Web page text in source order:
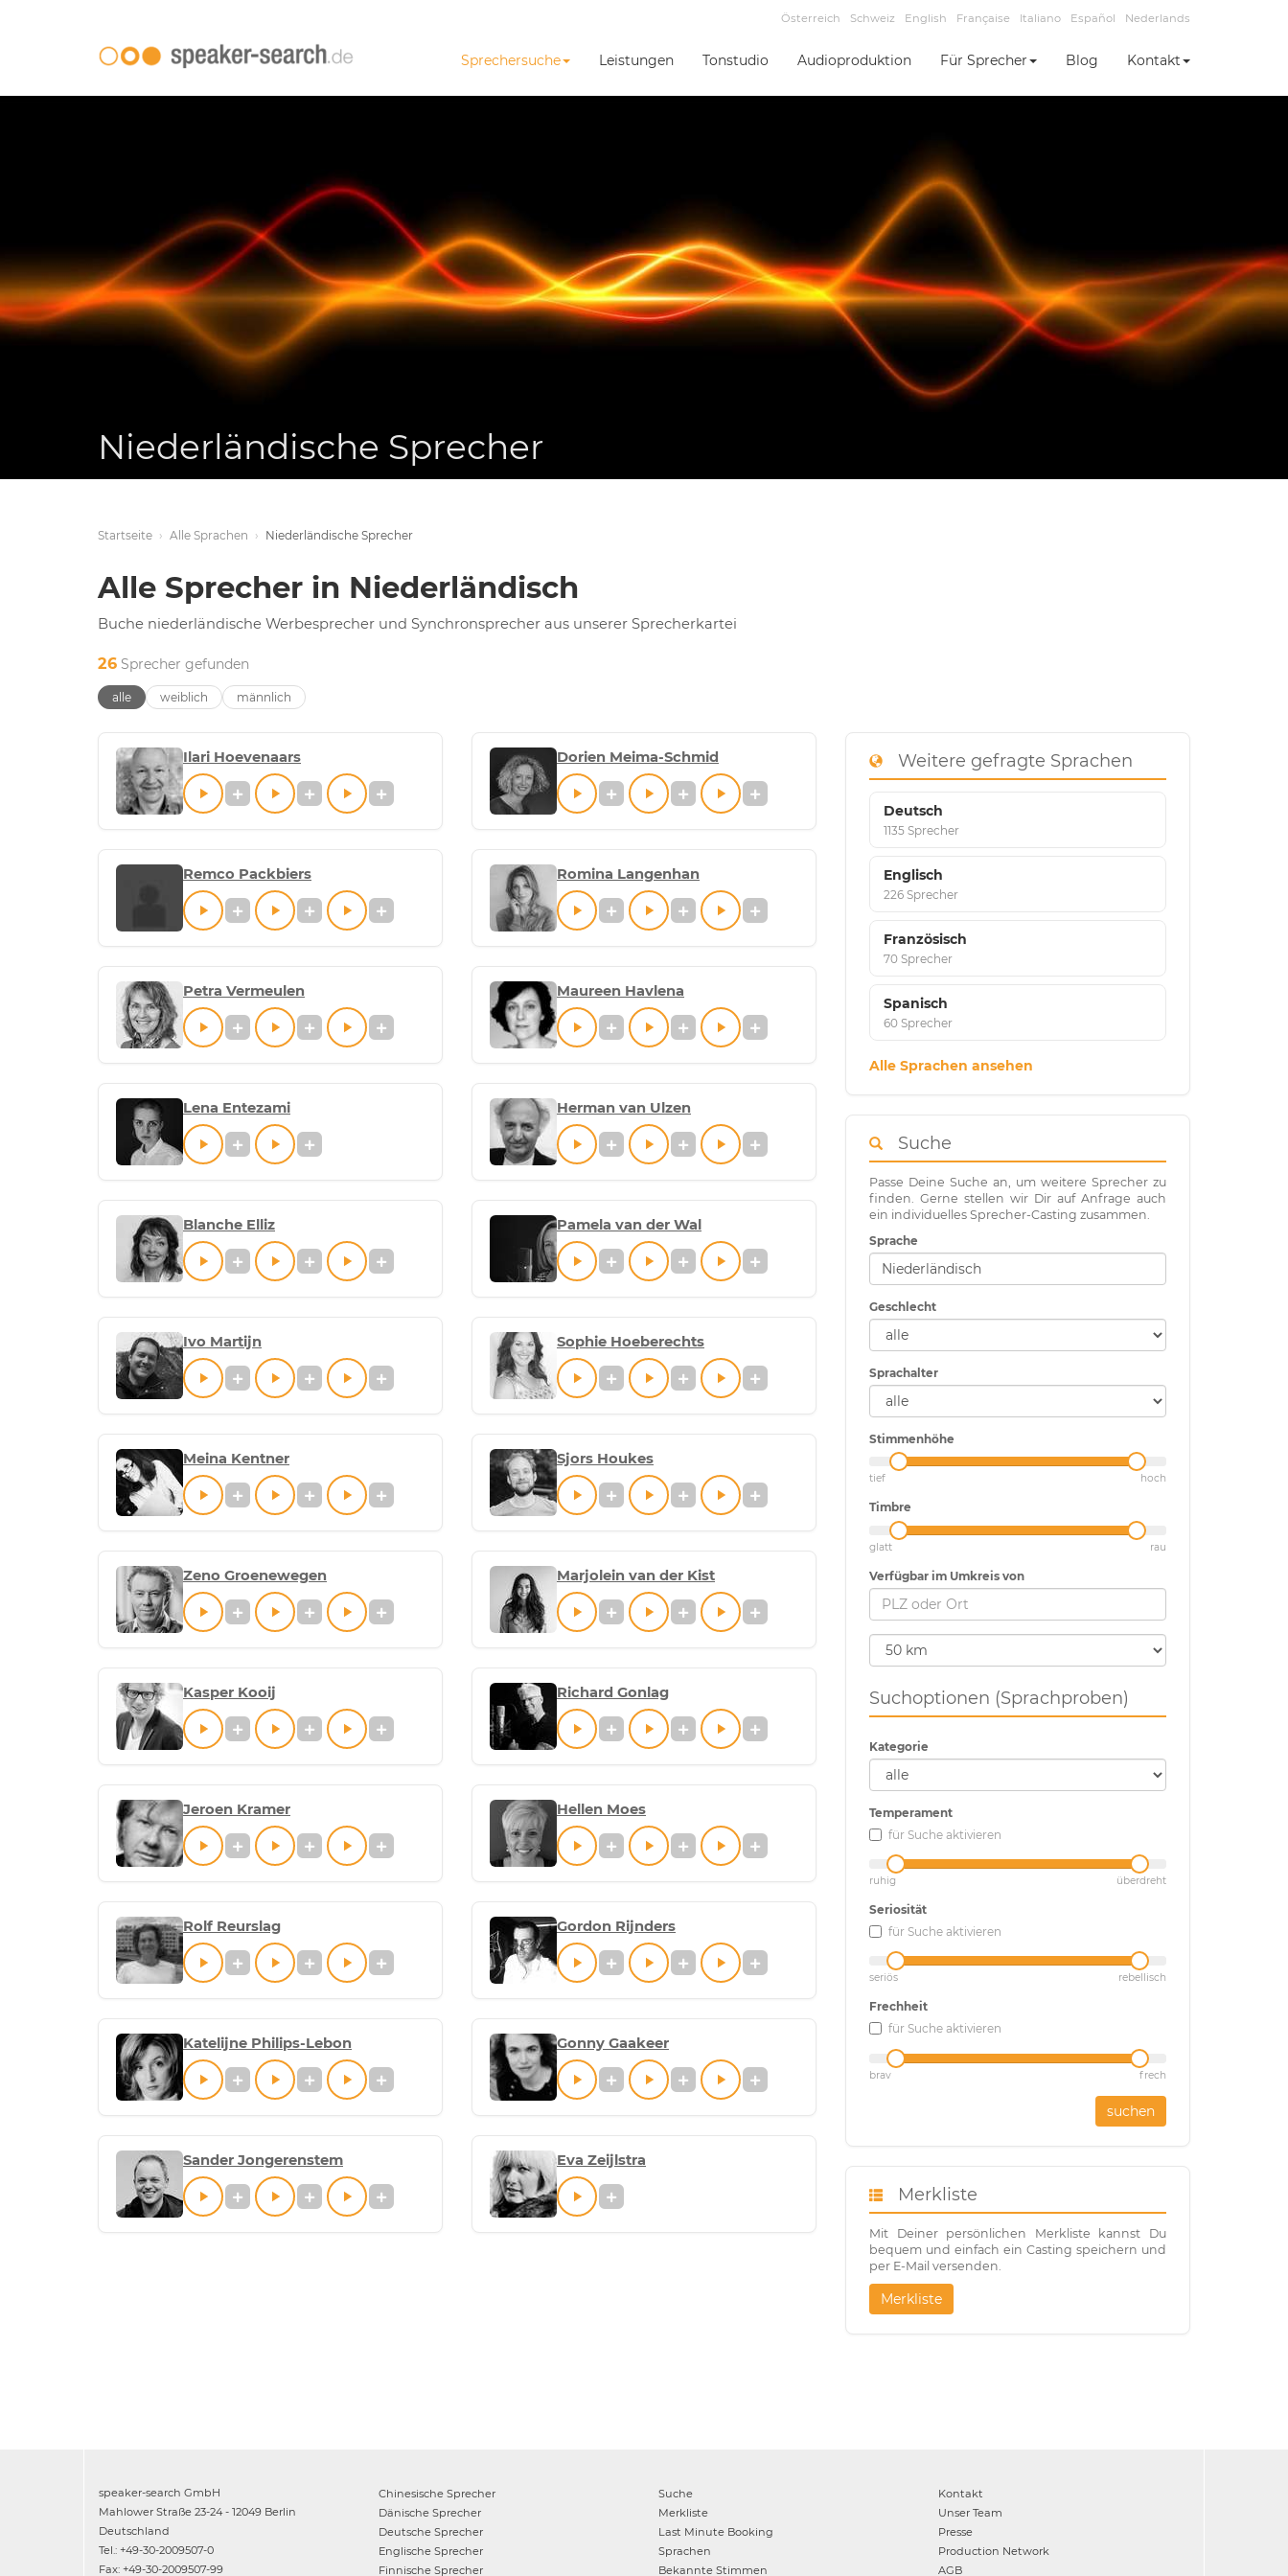
Österreich Schweiz English Française Italiano Español Nederlands
Sprechersuche Leistungen Tonstudio Audioproduktion Für Sprecher Blog Kontakt
Niederländische Sprecher
Startseite › Alle Sprachen › Niederländische Sprecher
Alle Sprecher in Niederländisch
Buche niederländische Werbesprecher und Synchronsprecher aus unserer Sprecherkartei
26 Sprecher gefunden
alle weiblich männlich
Ilari Hoevenaars Dorien Meima-Schmid
Remco Packbiers Romina Langenhan
Petra Vermeulen Maureen Havlena
Lena Entezami Herman van Ulzen
Blanche Elliz Pamela van der Wal
Ivo Martijn Sophie Hoeberechts
Meina Kentner Sjors Houkes
Zeno Groenewegen Marjolein van der Kist
Kasper Kooij Richard Gonlag
Jeroen Kramer Hellen Moes
Rolf Reurslag Gordon Rijnders
Katelijne Philips-Lebon Gonny Gaakeer
Sander Jongerenstem Eva Zeijlstra
Weitere gefragte Sprachen
Deutsch
1135 Sprecher
Englisch
226 Sprecher
Französisch
70 Sprecher
Spanisch
60 Sprecher
Alle Sprachen ansehen
Suche
Passe Deine Suche an, um weitere Sprecher zu
finden. Gerne stellen wir Dir auf Anfrage auch
ein individuelles Sprecher-Casting zusammen.
Sprache
Geschlecht
Sprachalter
Stimmenhöhe
tief hoch
Timbre
glatt rau
Verfügbar im Umkreis von
Suchoptionen (Sprachproben)
Kategorie
Temperament
für Suche aktivieren
ruhig überdreht
Seriosität
für Suche aktivieren
seriös rebellisch
Frechheit
für Suche aktivieren
brav frech
suchen
Merkliste
Mit Deiner persönlichen Merkliste kannst Du
bequem und einfach ein Casting speichern und
per E-Mail versenden.
Merkliste
speaker-search GmbH
Mahlower Straße 23-24 - 12049 Berlin
Deutschland
Tel.: +49-30-2009507-0
Fax: +49-30-2009507-99
Chinesische Sprecher
Dänische Sprecher
Deutsche Sprecher
Englische Sprecher
Finnische Sprecher
Suche
Merkliste
Last Minute Booking
Sprachen
Bekannte Stimmen
Kontakt
Unser Team
Presse
Production Network
AGB